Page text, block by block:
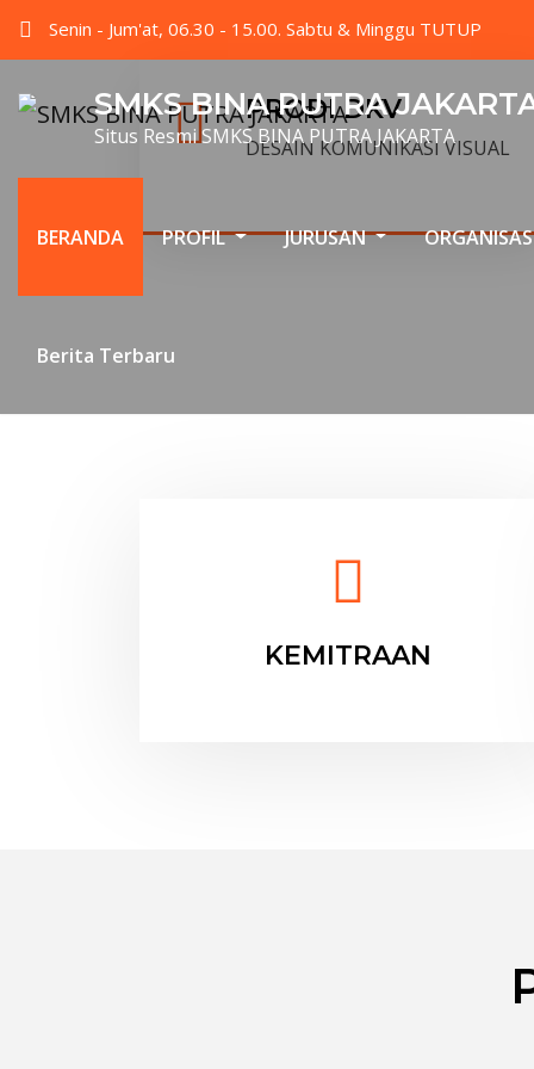
Senin - Jum'at, 06.30 - 15.00. Sabtu & Minggu TUTUP
SMKS BINA PUTRA
Situs Resmi SMKS BINA PUTRA JAKARTA
BERANDA PROFIL JURUSAN
Berita Terbaru
PRODI DKV
DESAIN KOMUNIKASI VISUAL
KEMITRAAN